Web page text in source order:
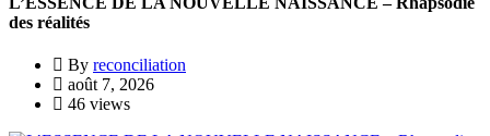
des réalités
By reconciliation
août 7, 2026
46 views